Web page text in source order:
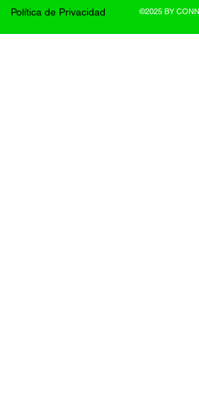
Política de Privacidad ©2025 BY